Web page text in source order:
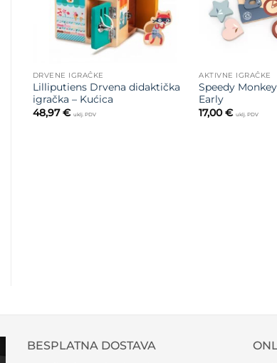
DRVENE IGRAČKE
Lilliputiens Drvena didaktička
igračka – Kućica
48,97€ uklj. PDV
AKTIVNE IGRAČKE
Speedy
Early
17,00€ uklj. PDV
BESPLATNA DOSTAVA